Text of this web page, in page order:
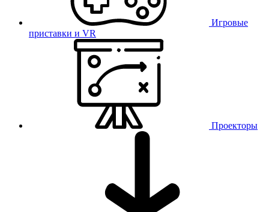
Игровые
приставки и VR
Проекторы